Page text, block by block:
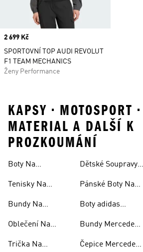
Price
2 699 Kč
SPORTOVNÍ TOP AUDI REVOLUT
F1 TEAM MECHANICS
Ženy Performance
KAPSY • MOTOSPORT
MATERIAL A DALŠÍ K
PROZKOUMÁNÍ
Boty Na
Tenisky Na
Bundy Na
Oblečení Na
Trička Na
Dětské Soupravy
Pánské Boty Na
Boty adidas
Motosport
Bundy Mercedes-
Čepice Mercedes-